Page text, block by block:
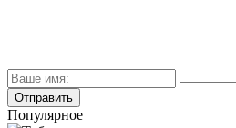
Популярное